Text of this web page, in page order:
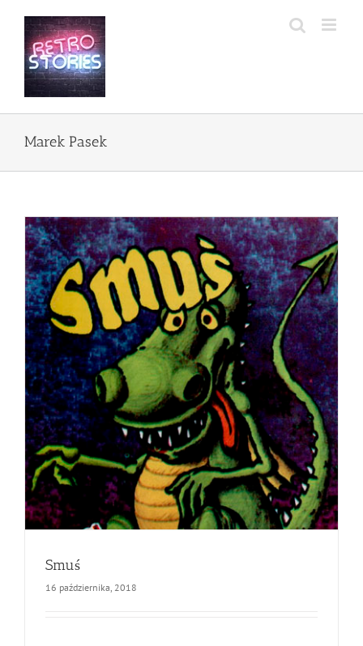
zawartości
Marek Pasek
Smuś
16 października, 2018